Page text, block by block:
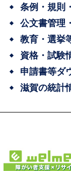
条例・規則
公文書管理
教育・選挙
資格・試験
申請書等ダ
滋賀の統計